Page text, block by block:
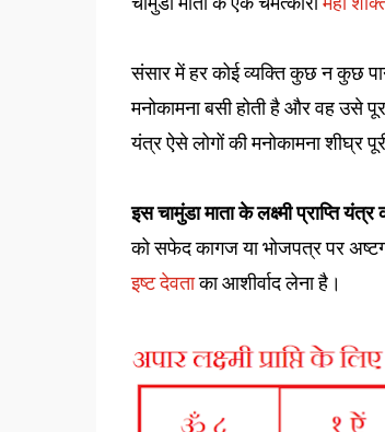
संसार में हर कोई व्यक्ति कुछ न कुछ
मनोकामना बसी होती है और वह उसे
यंत्र ऐसे लोगों की मनोकामना शीघ्र
इस चामुंडा माता के लक्ष्मी प्राप्ति यंत्र
को सफेद कागज या भोजपत्र पर
इष्ट देवताका आशीर्वाद लेना है।